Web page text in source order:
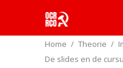
Home Theorie
De slides en de